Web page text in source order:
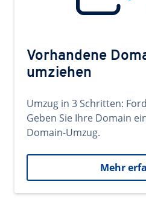
Vorhandene
umziehen
Umzug in 3 Schritten:
Geben Sie Ihre Domain
Domain-Umzug.
Mehr